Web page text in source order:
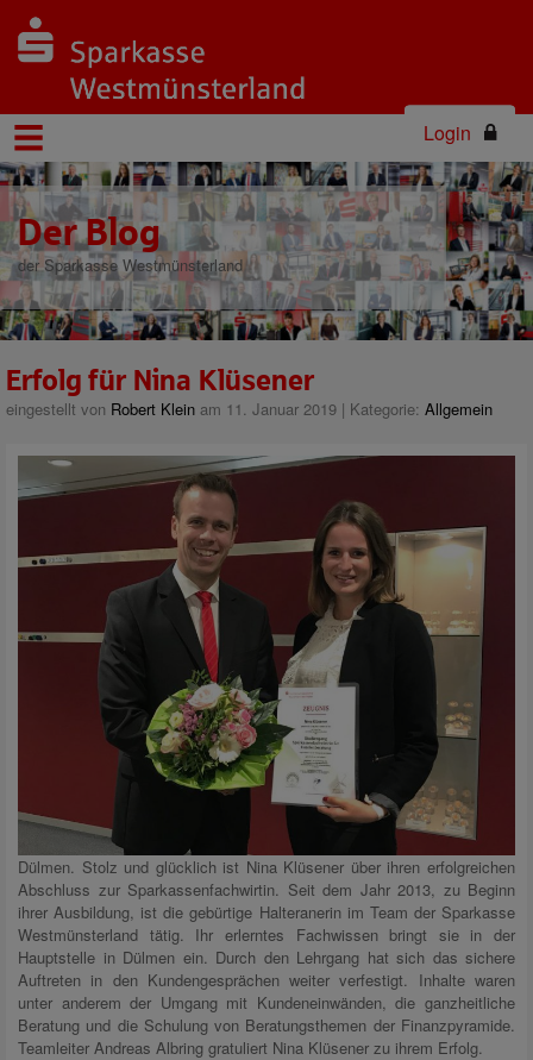
Login
Der Blog
der Sparkasse Westmünsterland
Erfolg für Nina Klüsener
eingestellt von Robert Klein am 11. Januar 2019 | Kategorie: Allgemein
Dülmen. Stolz und glücklich ist Nina Klüsener über ihren erfolgreichen
Abschluss zur Sparkassenfachwirtin. Seit dem Jahr 2013, zu Beginn
ihrer Ausbildung, ist die gebürtige Halteranerin im Team der Sparkasse
Westmünsterland tätig. Ihr erlerntes Fachwissen bringt sie in der
Hauptstelle in Dülmen ein. Durch den Lehrgang hat sich das sichere
Auftreten in den Kundengesprächen weiter verfestigt. Inhalte waren
unter anderem der Umgang mit Kundeneinwänden, die ganzheitliche
Beratung und die Schulung von Beratungsthemen der Finanzpyramide.
Teamleiter Andreas Albring gratuliert Nina Klüsener zu ihrem Erfolg.